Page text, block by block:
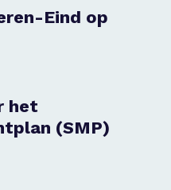
Eind op
het
(SMP)